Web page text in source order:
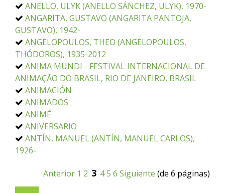
ANELLO, ULYK (ANELLO SÁNCHEZ, ULYK), 1970-
ANGARITA, GUSTAVO (ANGARITA PANTOJA,
GUSTAVO), 1942-
ANGELOPOULOS, THEO (ANGELOPOULOS,
THÓDOROS), 1935-2012
ANIMA MUNDI - FESTIVAL INTERNACIONAL DE
ANIMAÇÃO DO BRASIL, RIO DE JANEIRO, BRASIL
ANIMACIÓN
ANIMADOS
ANIMÉ
ANIVERSARIO
ANTÍN, MANUEL (ANTÍN, MANUEL CARLOS),
1926-
Anterior 1 2 3 45 6 Siguiente (de 6 páginas)